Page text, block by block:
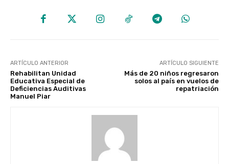
ARTÍCULO ANTERIOR
Rehabilitan Unidad
Educativa Especial de
Deficiencias Auditivas
Manuel Piar
ARTÍCULO SIGUIENTE
Más de 20 niños regresaron
solos al país en vuelos de
repatriación